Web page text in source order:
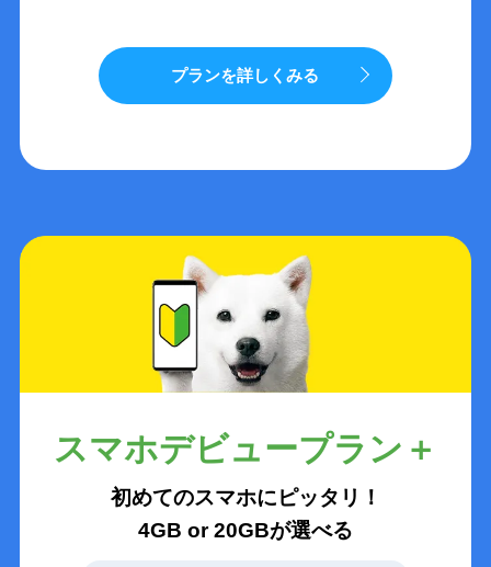
プランを詳しくみる
スマホデビュープラン＋
初めてのスマホにピッタリ！
4GB or 20GBが選べる